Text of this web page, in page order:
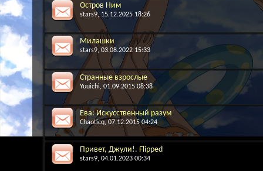
Остров Ним
stars9, 15.12.2025 18:26
Милашки
stars9, 03.08.2022 15:33
Странные взрослые
Yuuichi, 01.09.2015 08:38
Ева: Искусственный разум
Chaoticq, 07.12.2015 04:24
Привет, Джули!. Flipped
stars9, 04.01.2023 00:34